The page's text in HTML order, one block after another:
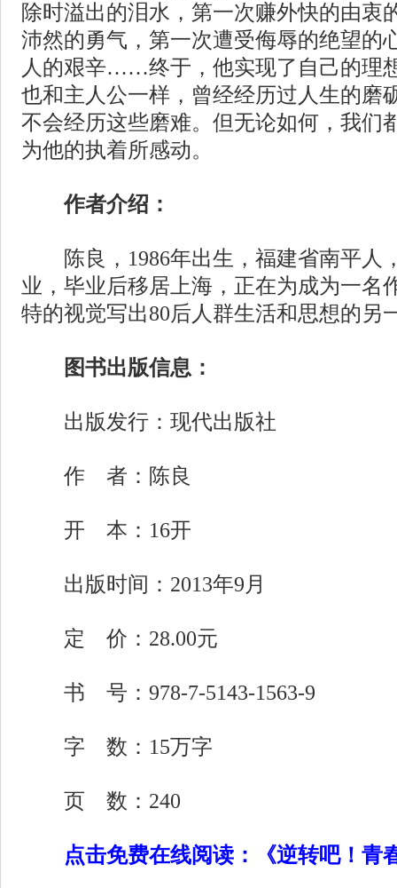
除时溢出的泪水，第一次赚外快的由衷
沛然的勇气，第一次遭受侮辱的绝望的
人的艰辛……终于，他实现了自己的理
也和主人公一样，曾经经历过人生的磨
不会经历这些磨难。但无论如何，我们
为他的执着所感动。
作者介绍：
陈良，1986年出生，福建省南平人
业，毕业后移居上海，正在为成为一名
特的视觉写出80后人群生活和思想的另
图书出版信息：
出版发行：现代出版社
作 者：陈良
开 本：16开
出版时间：2013年9月
定 价：28.00元
书 号：978-7-5143-1563-9
字 数：15万字
页 数：240
点击免费在线阅读：《逆转吧！青